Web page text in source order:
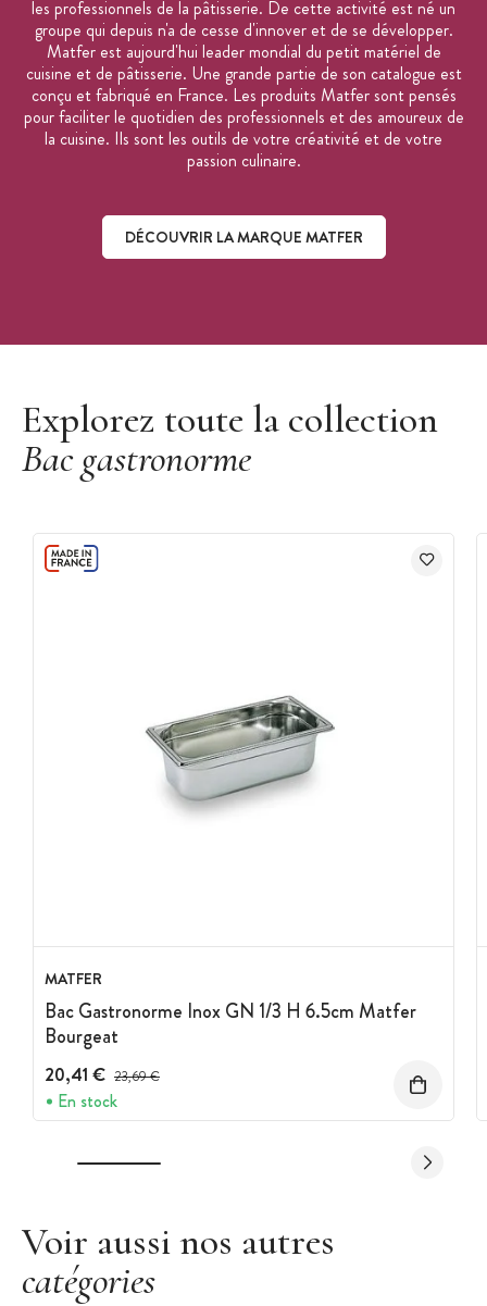
les professionnels de la pâtisserie. De cette activité est né un
groupe qui depuis n'a de cesse d'innover et de se développer.
Matfer est aujourd'hui leader mondial du petit matériel de
cuisine et de pâtisserie. Une grande partie de son catalogue est
conçu et fabriqué en France. Les produits Matfer sont pensés
pour faciliter le quotidien des professionnels et des amoureux de
la cuisine. Ils sont les outils de votre créativité et de votre
passion culinaire.
DÉCOUVRIR LA MARQUE MATFER
Explorez toute la collection
Bac gastronorme
MATFER
Bac Gastronorme Inox GN 1/3 H 6.5cm Matfer
Bourgeat
20,41 € Prix avant réduction :
23,69 €
En stock
Voir aussi nos autres
catégories